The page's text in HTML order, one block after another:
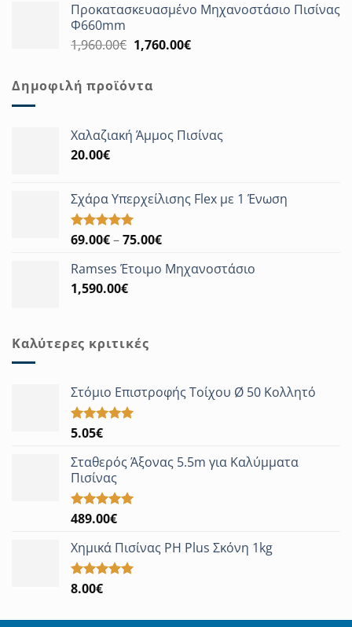
1,995.00€.είναι:
Προκατασκευασμένο Μηχανοστάσιο Πισίνας
Φ660mm
1,960.00€ Original
1,960.00€.
1,760.00€Η
Δημοφιλή προϊόντα
Χαλαζιακή Άμμος Πισίνας
20.00€
Σχάρα Υπερχείλισης Flex με 1 Ένωση
Βαθμολογήθηκε
από 5
69.00€–75.00€Price
69.00€
Ramses Έτοιμο Μηχανοστάσιο
1,590.00€
Καλύτερες κριτικές
Στόμιο Επιστροφής Τοίχου Ø 50 Κολλητό
Βαθμολογήθηκε
από 5
5.05€
Σταθερός Άξονας 5.5m για Καλύμματα
Πισίνας
Βαθμολογήθηκε
από 5
489.00€
Χημικά Πισίνας PH Plus Σκόνη 1kg
Βαθμολογήθηκε
8.00€